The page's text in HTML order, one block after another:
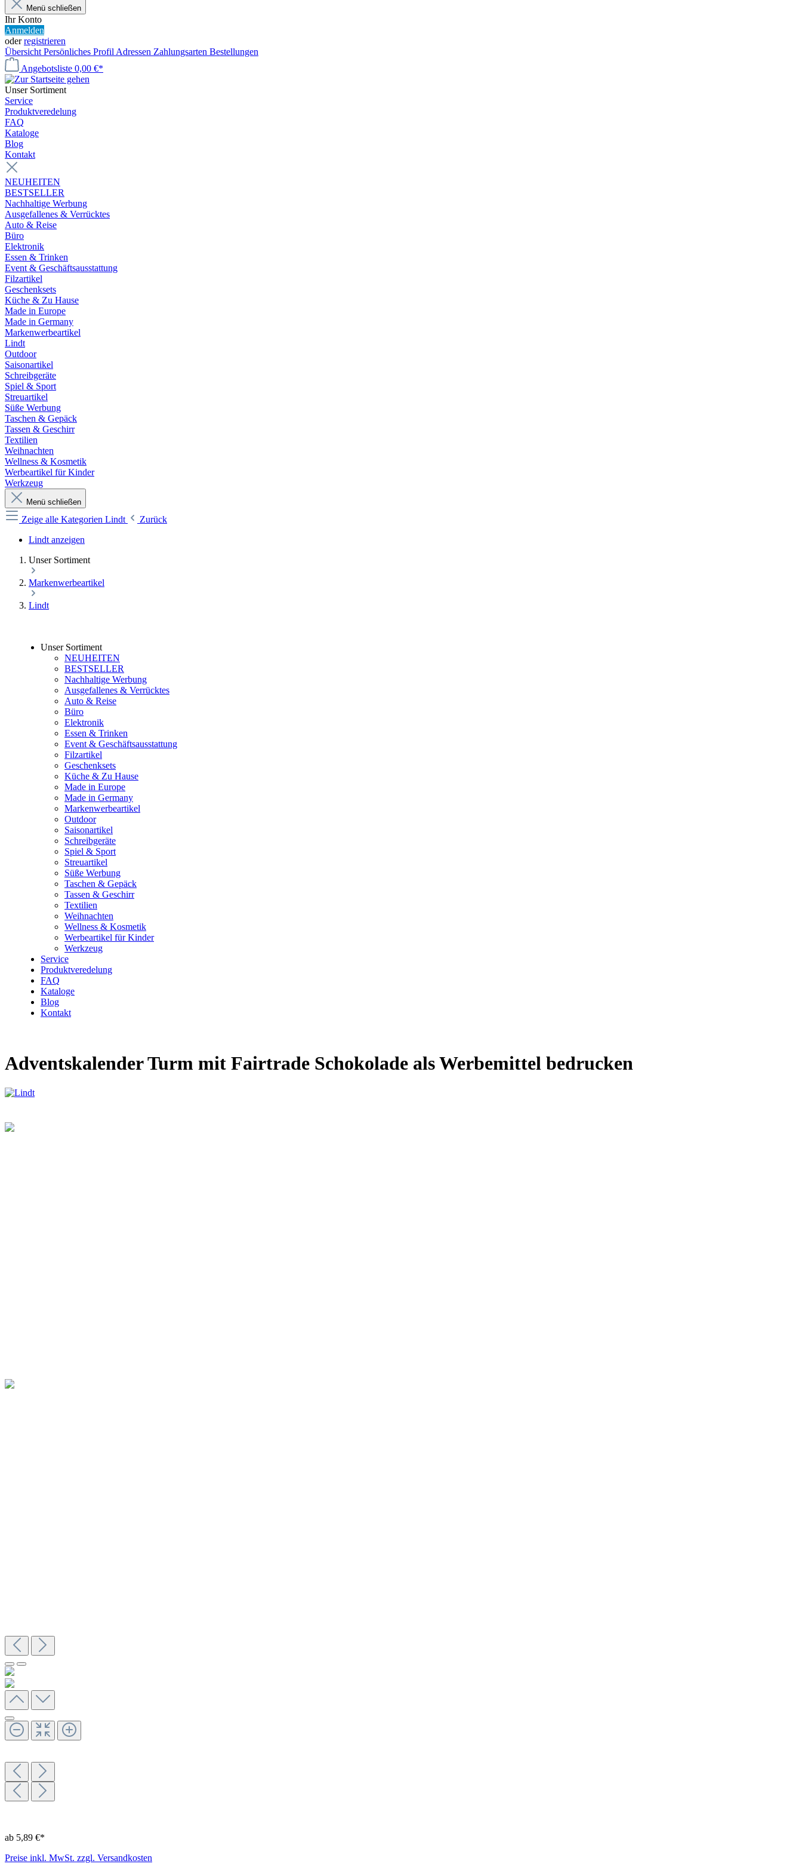
Menü schließen
Ihr Konto
Anmelden
oderregistrieren
Übersicht Persönliches Profil Adressen Zahlungsarten Bestellungen
Angebotsliste 0,00 €*
Unser Sortiment
Service
Produktveredelung
FAQ
Kataloge
Blog
Kontakt
NEUHEITEN
BESTSELLER
Nachhaltige Werbung
Ausgefallenes & Verrücktes
Auto & Reise
Büro
Elektronik
Essen & Trinken
Event & Geschäftsausstattung
Filzartikel
Geschenksets
Küche & Zu Hause
Made in Europe
Made in Germany
Markenwerbeartikel
Lindt
Outdoor
Saisonartikel
Schreibgeräte
Spiel & Sport
Streuartikel
Süße Werbung
Taschen & Gepäck
Tassen & Geschirr
Textilien
Weihnachten
Wellness & Kosmetik
Werbeartikel für Kinder
Werkzeug
Menü schließen
Zeige alle Kategorien Lindt
Zurück
Lindt anzeigen
Unser Sortiment
Markenwerbeartikel
Lindt
Unser Sortiment
NEUHEITEN
BESTSELLER
Nachhaltige Werbung
Ausgefallenes & Verrücktes
Auto & Reise
Büro
Elektronik
Essen & Trinken
Event & Geschäftsausstattung
Filzartikel
Geschenksets
Küche & Zu Hause
Made in Europe
Made in Germany
Markenwerbeartikel
Outdoor
Saisonartikel
Schreibgeräte
Spiel & Sport
Streuartikel
Süße Werbung
Taschen & Gepäck
Tassen & Geschirr
Textilien
Weihnachten
Wellness & Kosmetik
Werbeartikel für Kinder
Werkzeug
Service
Produktveredelung
FAQ
Kataloge
Blog
Kontakt
Adventskalender Turm mit Fairtrade Schokolade als Werbemittel bedrucken
ab 5,89 €*
Preise inkl. MwSt. zzgl. Versandkosten